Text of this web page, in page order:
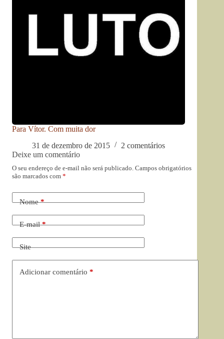
Para Vítor. Com muita dor
31 de dezembro de 2015
2 comentários
Deixe um comentário
O seu endereço de e-mail não será publicado. Campos obrigatórios
são marcados com *
Nome*
E-mail*
Site
Adicionar comentário *